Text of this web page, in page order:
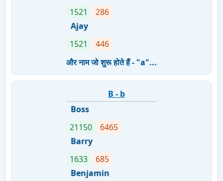
1521
286
Ajay
1521
446
और नाम जो शुरू होते हैं - "a"...
B - b
Boss
21150
6465
Barry
1633
685
Benjamin